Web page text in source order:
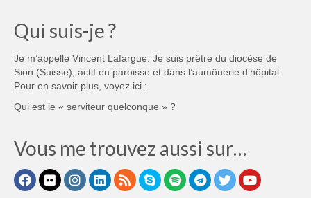
Qui suis-je ?
Je m’appelle Vincent Lafargue. Je suis prêtre du diocèse de
Sion (Suisse), actif en paroisse et dans l’aumônerie d’hôpital.
Pour en savoir plus, voyez ici :
Qui est le « serviteur quelconque » ?
Vous me trouvez aussi sur…